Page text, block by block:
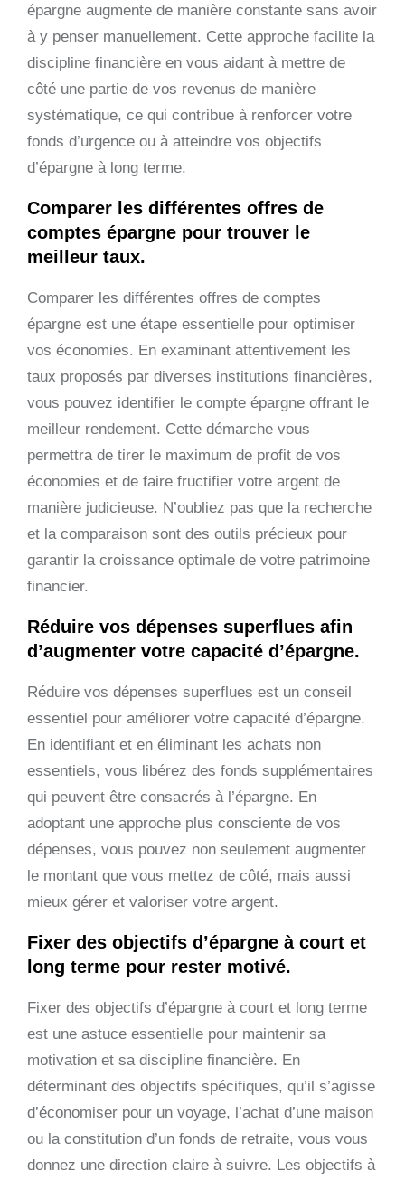
épargne augmente de manière constante sans avoir
à y penser manuellement. Cette approche facilite la
discipline financière en vous aidant à mettre de
côté une partie de vos revenus de manière
systématique, ce qui contribue à renforcer votre
fonds d’urgence ou à atteindre vos objectifs
d’épargne à long terme.
Comparer les différentes offres de
comptes épargne pour trouver le
meilleur taux.
Comparer les différentes offres de comptes
épargne est une étape essentielle pour optimiser
vos économies. En examinant attentivement les
taux proposés par diverses institutions financières,
vous pouvez identifier le compte épargne offrant le
meilleur rendement. Cette démarche vous
permettra de tirer le maximum de profit de vos
économies et de faire fructifier votre argent de
manière judicieuse. N’oubliez pas que la recherche
et la comparaison sont des outils précieux pour
garantir la croissance optimale de votre patrimoine
financier.
Réduire vos dépenses superflues afin
d’augmenter votre capacité d’épargne.
Réduire vos dépenses superflues est un conseil
essentiel pour améliorer votre capacité d’épargne.
En identifiant et en éliminant les achats non
essentiels, vous libérez des fonds supplémentaires
qui peuvent être consacrés à l’épargne. En
adoptant une approche plus consciente de vos
dépenses, vous pouvez non seulement augmenter
le montant que vous mettez de côté, mais aussi
mieux gérer et valoriser votre argent.
Fixer des objectifs d’épargne à court et
long terme pour rester motivé.
Fixer des objectifs d’épargne à court et long terme
est une astuce essentielle pour maintenir sa
motivation et sa discipline financière. En
déterminant des objectifs spécifiques, qu’il s’agisse
d’économiser pour un voyage, l’achat d’une maison
ou la constitution d’un fonds de retraite, vous vous
donnez une direction claire à suivre. Les objectifs à